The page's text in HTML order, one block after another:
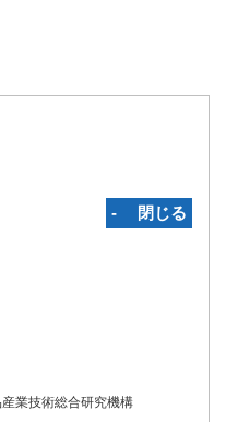
‐ 閉じる
業技術総合研究機構